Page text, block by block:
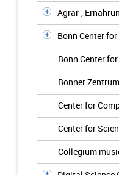
Agrar-,
Bonn Center
Bonn Center
Bonner
Center for
Center for
Collegium